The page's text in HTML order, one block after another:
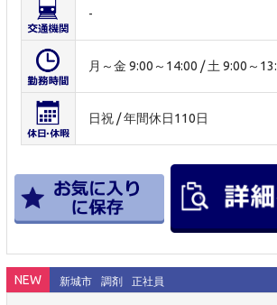
-
月～金 9:00～14:00 / 土 9:00～
日祝 / 年間休日110日
NEW 新城市 調剤 正社員